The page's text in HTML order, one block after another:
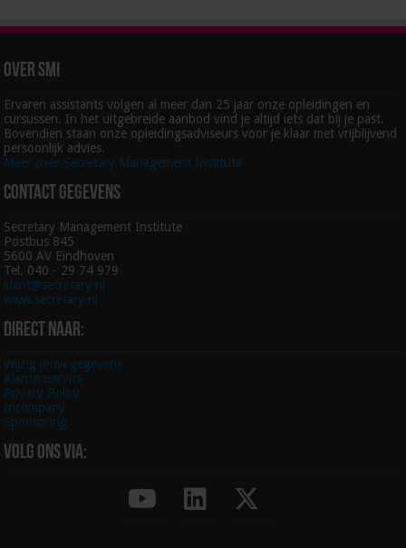
Over SMI
Ervaren assistants volgen al meer dan 25 jaar onze opleidingen en
cursussen. In het uitgebreide aanbod vind je altijd iets dat bij je past.
Bovendien staan onze opleidingsadviseurs voor je klaar met vrijblijvend
persoonlijk advies.
Meer over Secretary Management Institute
Contact gegevens
Secretary Management Institute
Postbus 845
5600 AV Eindhoven
Tel. 040 - 29 74 979
klant@secretary.nl
www.secretary.nl
Direct naar:
Wijzig jouw gegevens
Klantenservice
Privacy Policy
Incompany
Sponsoring
Volg ons via: